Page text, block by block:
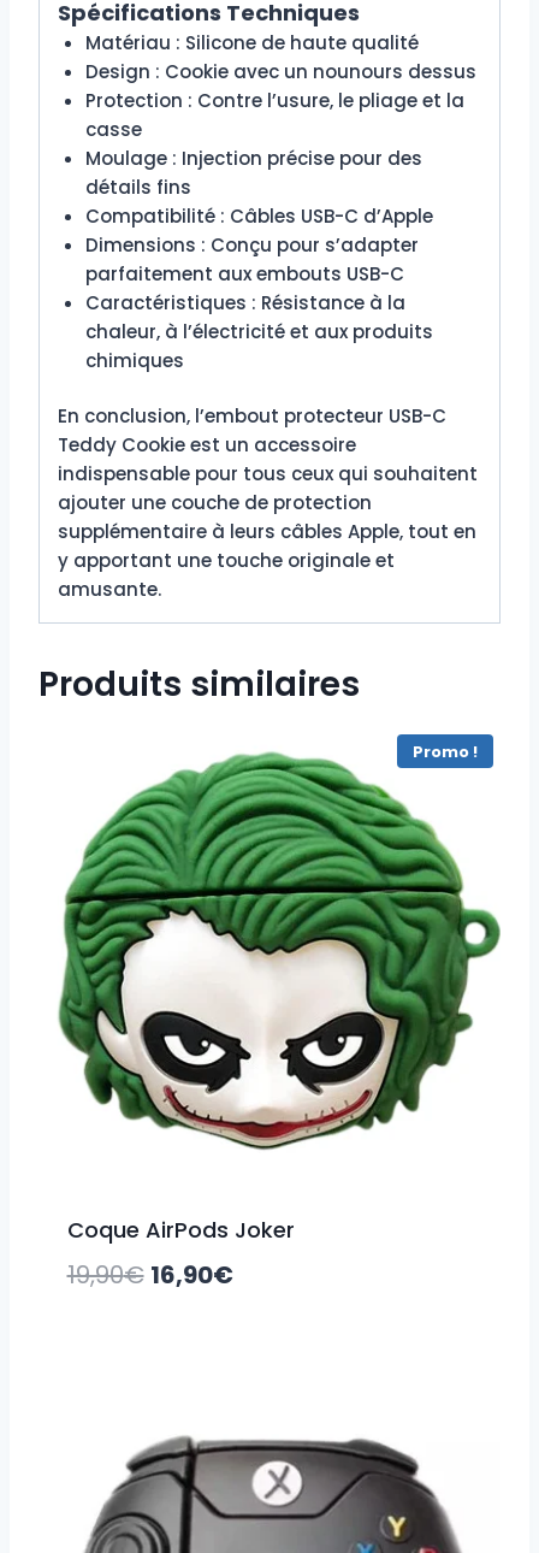
Spécifications Techniques
Matériau : Silicone de haute qualité
Design : Cookie avec un nounours dessus
Protection : Contre l’usure, le pliage et la
casse
Moulage : Injection précise pour des
détails fins
Compatibilité : Câbles USB-C d’Apple
Dimensions : Conçu pour s’adapter
parfaitement aux embouts USB-C
Caractéristiques : Résistance à la
chaleur, à l’électricité et aux produits
chimiques
En conclusion, l’embout protecteur USB-C
Teddy Cookie est un accessoire
indispensable pour tous ceux qui souhaitent
ajouter une couche de protection
supplémentaire à leurs câbles Apple, tout en
y apportant une touche originale et
amusante.
Produits similaires
Promo !
Coque AirPods Joker
19,90€ Le
19,90€.
16,90€Le